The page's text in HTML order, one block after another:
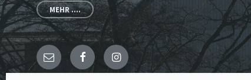
MEHR ....
E- FacebookInstagram